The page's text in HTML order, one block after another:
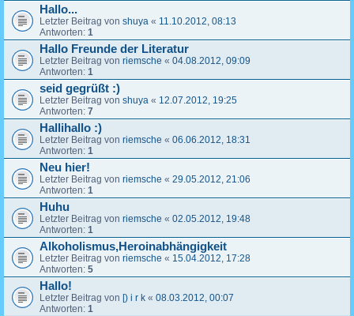
Hallo...
Letzter Beitrag von shuya « 11.10.2012, 08:13
Antworten: 1
Hallo Freunde der Literatur
Letzter Beitrag von riemsche « 04.08.2012, 09:09
Antworten: 1
seid gegrüßt :)
Letzter Beitrag von shuya « 12.07.2012, 19:25
Antworten: 7
Hallihallo :)
Letzter Beitrag von riemsche « 06.06.2012, 18:31
Antworten: 1
Neu hier!
Letzter Beitrag von riemsche « 29.05.2012, 21:06
Antworten: 1
Huhu
Letzter Beitrag von riemsche « 02.05.2012, 19:48
Antworten: 1
Alkoholismus,Heroinabhängigkeit
Letzter Beitrag von riemsche « 15.04.2012, 17:28
Antworten: 5
Hallo!
Letzter Beitrag von [) i r k « 08.03.2012, 00:07
Antworten: 1